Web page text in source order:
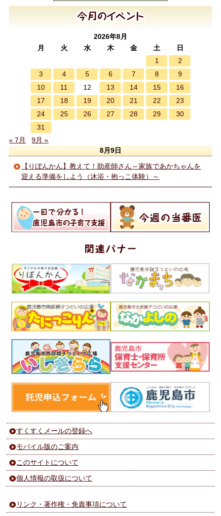
2026年8月
月
火 水 木 金 土
日
1
2
3
4 5 6 7 8
9
10
11 12 13 14 15
16
17
18 19 20 21 22
23
24
25 26 27 28 29
30
31
« 7月
9月 »
8月9日
【りぼんかん】教えて！助産師さん～家族であかちゃんを
迎える準備をしよう（沐浴・抱っこ体験）～
すくすくメールの登録へ
モバイル版のご案内
このサイトについて
個人情報の取扱について
リンク・著作権・免責事項について